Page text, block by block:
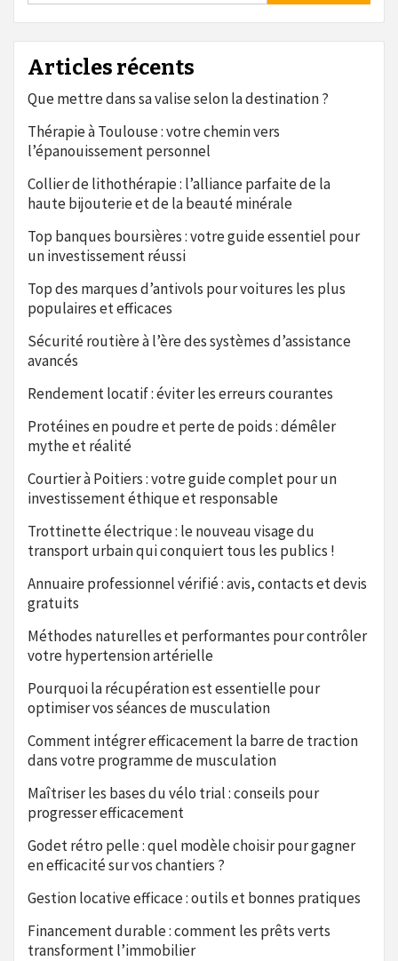
Articles récents
Que mettre dans sa valise selon la destination ?
Thérapie à Toulouse : votre chemin vers
l’épanouissement personnel
Collier de lithothérapie : l’alliance parfaite de la
haute bijouterie et de la beauté minérale
Top banques boursières : votre guide essentiel pour
un investissement réussi
Top des marques d’antivols pour voitures les plus
populaires et efficaces
Sécurité routière à l’ère des systèmes d’assistance
avancés
Rendement locatif : éviter les erreurs courantes
Protéines en poudre et perte de poids : démêler
mythe et réalité
Courtier à Poitiers : votre guide complet pour un
investissement éthique et responsable
Trottinette électrique : le nouveau visage du
transport urbain qui conquiert tous les publics !
Annuaire professionnel vérifié : avis, contacts et devis
gratuits
Méthodes naturelles et performantes pour contrôler
votre hypertension artérielle
Pourquoi la récupération est essentielle pour
optimiser vos séances de musculation
Comment intégrer efficacement la barre de traction
dans votre programme de musculation
Maîtriser les bases du vélo trial : conseils pour
progresser efficacement
Godet rétro pelle : quel modèle choisir pour gagner
en efficacité sur vos chantiers ?
Gestion locative efficace : outils et bonnes pratiques
Financement durable : comment les prêts verts
transforment l’immobilier